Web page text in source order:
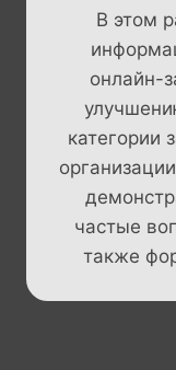
В этом
онлайн-
категории
частые
также